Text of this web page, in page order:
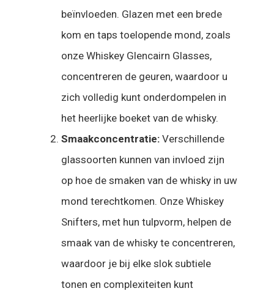
beïnvloeden. Glazen met een brede
kom en taps toelopende mond, zoals
onze Whiskey Glencairn Glasses,
concentreren de geuren, waardoor u
zich volledig kunt onderdompelen in
het heerlijke boeket van de whisky.
Smaakconcentratie: Verschillende
glassoorten kunnen van invloed zijn
op hoe de smaken van de whisky in uw
mond terechtkomen. Onze Whiskey
Snifters, met hun tulpvorm, helpen de
smaak van de whisky te concentreren,
waardoor je bij elke slok subtiele
tonen en complexiteiten kunt